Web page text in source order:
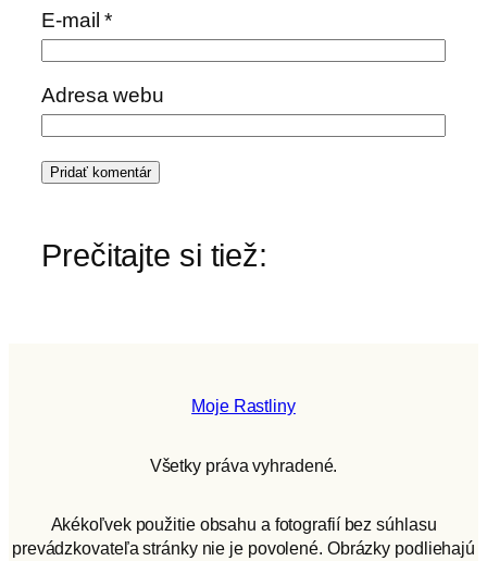
E-mail*
Adresa webu
Prečitajte si tiež:
Moje Rastliny
Všetky práva vyhradené.
Akékoľvek použitie obsahu a fotografií bez súhlasu
prevádzkovateľa stránky nie je povolené. Obrázky podliehajú